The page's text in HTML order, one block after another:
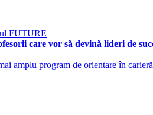
FUTURE
care vor să devină lideri de
amplu program de orientare în carieră